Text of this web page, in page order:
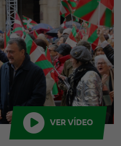
VER VÍDEO